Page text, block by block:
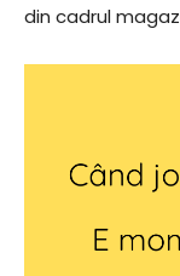
din cadrul